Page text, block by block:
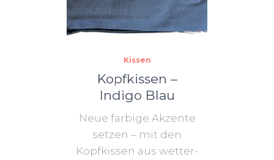
Kissen
Kopfkissen –
Indigo Blau
Neue farbige Akzente
setzen – mit den
Kopfkissen aus wetter-